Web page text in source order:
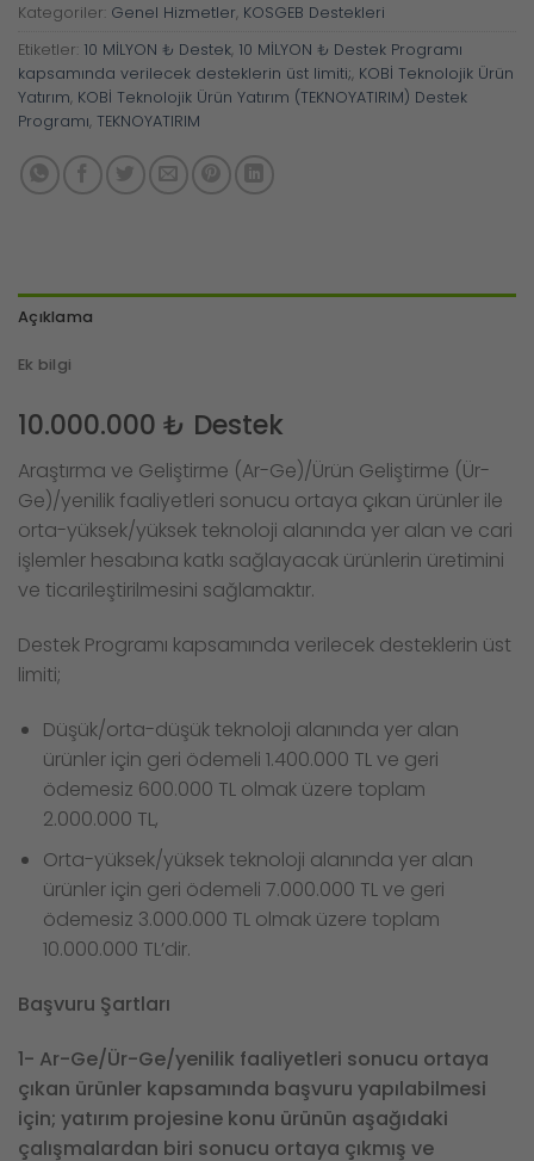
Kategoriler: Genel Hizmetler, KOSGEB Destekleri
Etiketler: 10 MİLYON ₺ Destek, 10 MİLYON ₺ Destek Programı
kapsamında verilecek desteklerin üst limiti;, KOBİ Teknolojik Ürün
Yatırım, KOBİ Teknolojik Ürün Yatırım (TEKNOYATIRIM) Destek
Programı, TEKNOYATIRIM
Açıklama
Ek bilgi
10.000.000 ₺ Destek
Araştırma ve Geliştirme (Ar-Ge)/Ürün Geliştirme (Ür-
Ge)/yenilik faaliyetleri sonucu ortaya çıkan ürünler ile
orta-yüksek/yüksek teknoloji alanında yer alan ve cari
işlemler hesabına katkı sağlayacak ürünlerin üretimini
ve ticarileştirilmesini sağlamaktır.
Destek Programı kapsamında verilecek desteklerin üst
limiti;
Düşük/orta-düşük teknoloji alanında yer alan
ürünler için geri ödemeli 1.400.000 TL ve geri
ödemesiz 600.000 TL olmak üzere toplam
2.000.000 TL,
Orta-yüksek/yüksek teknoloji alanında yer alan
ürünler için geri ödemeli 7.000.000 TL ve geri
ödemesiz 3.000.000 TL olmak üzere toplam
10.000.000 TL’dir.
Başvuru Şartları
1- Ar-Ge/Ür-Ge/yenilik faaliyetleri sonucu ortaya
çıkan ürünler kapsamında başvuru yapılabilmesi
için; yatırım projesine konu ürünün aşağıdaki
çalışmalardan biri sonucu ortaya çıkmış ve